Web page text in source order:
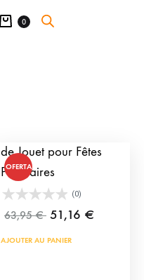
Panier
0
OFERTA
de Jouet pour Fêtes
Populaires
(0)
63,95€ 51,16 €
AJOUTER AU PANIER